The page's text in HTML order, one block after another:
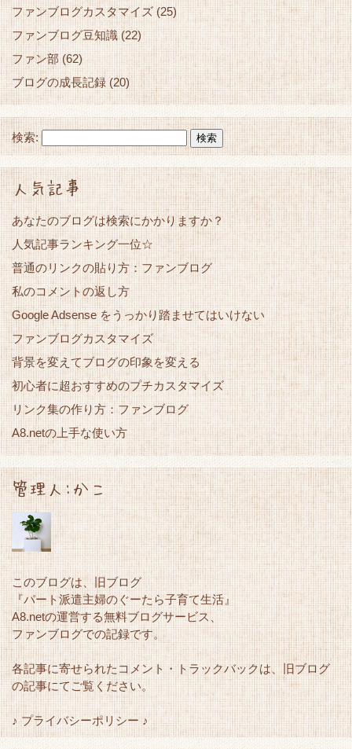
ファンブログカスタマイズ (25)
ファンブログ豆知識(22)
ファン部 (62)
ブログの成長記録 (20)
検索:
人気記事
あなたのブログは検索にかかりますか？
人気記事ランキング一位☆
普通のリンクの貼り方：ファンブログ
私のコメントの返し方
Google Adsense をうっかり踏ませてはいけない
ファンブログカスタマイズ
背景を変えてブログの印象を変える
初心者に超おすすめのプチカスタマイズ
リンク集の作り方：ファンブログ
A8.netの上手な使い方
管理人:かこ
このブログは、旧ブログ
『パート派遣主婦のぐーたら子育て生活』
A8.netの運営する無料ブログサービス、
ファンブログでの記録です。
各記事に寄せられたコメント・トラックバックは、旧ブログ
の記事にてご覧ください。
♪ プライバシーポリシー ♪